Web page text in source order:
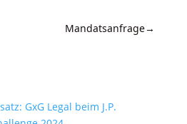
Insights
Mandatsanfrage→